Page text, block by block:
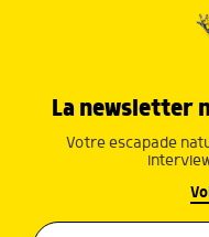
La newsletter
Votre escapade